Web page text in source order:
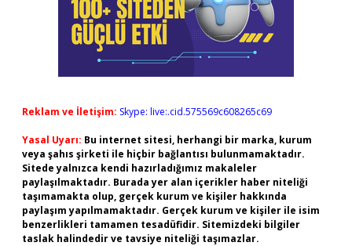
Reklam ve İletişim: Skype: live:.cid.575569c608265c69
Yasal Uyarı: Bu internet sitesi, herhangi bir marka, kurum
veya şahıs şirketi ile hiçbir bağlantısı bulunmamaktadır.
Sitede yalnızca kendi hazırladığımız makaleler
paylaşılmaktadır. Burada yer alan içerikler haber niteliği
taşımamakta olup, gerçek kurum ve kişiler hakkında
paylaşım yapılmamaktadır. Gerçek kurum ve kişiler ile isim
benzerlikleri tamamen tesadüfidir. Sitemizdeki bilgiler
taslak halindedir ve tavsiye niteliği taşımazlar.